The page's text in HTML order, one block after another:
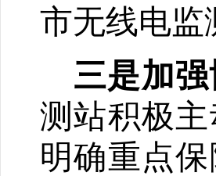
市无线电监
三是加
测站积极
明确重点